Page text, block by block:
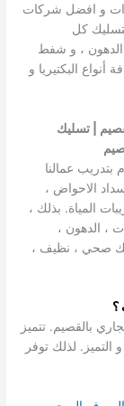
و افضل شركات
كل
الدهون ، و شفط
أنواع البكتيريا و
| تسليك
عمالنا
الاحواض ،
المياة. بذلك ،
، الدهون ،
صحي ، نظيف ،
؟
بالقصيم. تتميز
التميز. لذلك توفر